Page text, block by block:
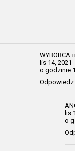
WYBORCA
lis 14, 2021
o godzinie
Odpowiedz
lis
o